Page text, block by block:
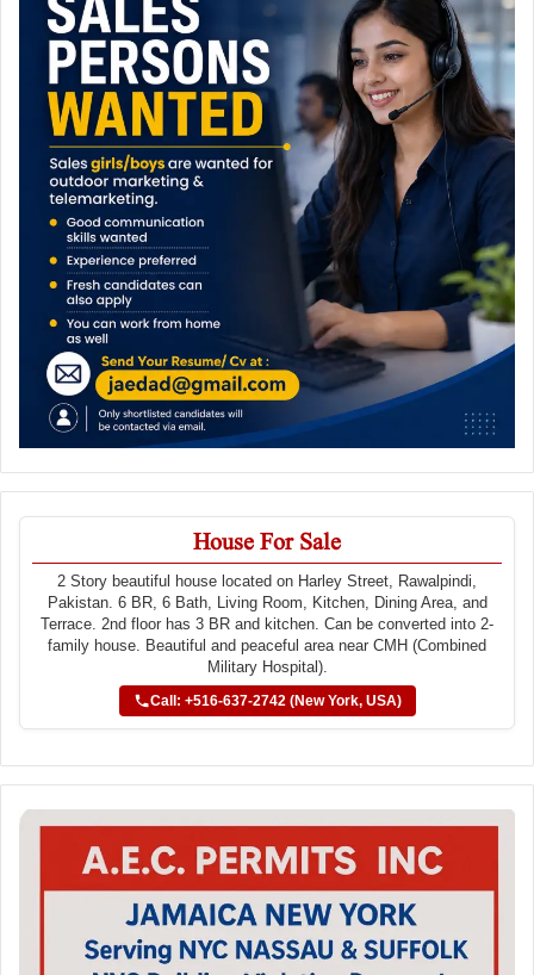
House For Sale
2 Story beautiful house located on Harley Street, Rawalpindi,
Pakistan. 6 BR, 6 Bath, Living Room, Kitchen, Dining Area, and
Terrace. 2nd floor has 3 BR and kitchen. Can be converted into 2-
family house. Beautiful and peaceful area near CMH (Combined
Military Hospital).
Call: +516-637-2742 (New York, USA)